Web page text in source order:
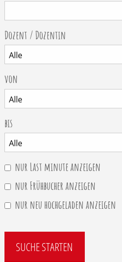
Dozent / Dozentin
von
bis
nur Last minute anzeigen
nur Frühbucher anzeigen
nur neu hochgeladen anzeigen
SUCHE STARTEN